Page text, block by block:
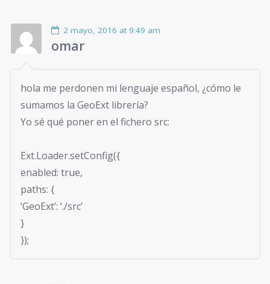
2 mayo, 2016 at 9:49 am
omar
hola me perdonen mi lenguaje español, ¿cómo le
sumamos la GeoExt librería?
Yo sé qué poner en el fichero src:
Ext.Loader.setConfig({
enabled: true,
paths: {
‘GeoExt’: ‘./src’
}
});